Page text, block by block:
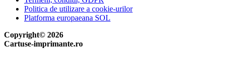
Politica de utilizare a cookie-urilor
Platforma europaeana SOL
Copyright© 2026
Cartuse-imprimante.ro